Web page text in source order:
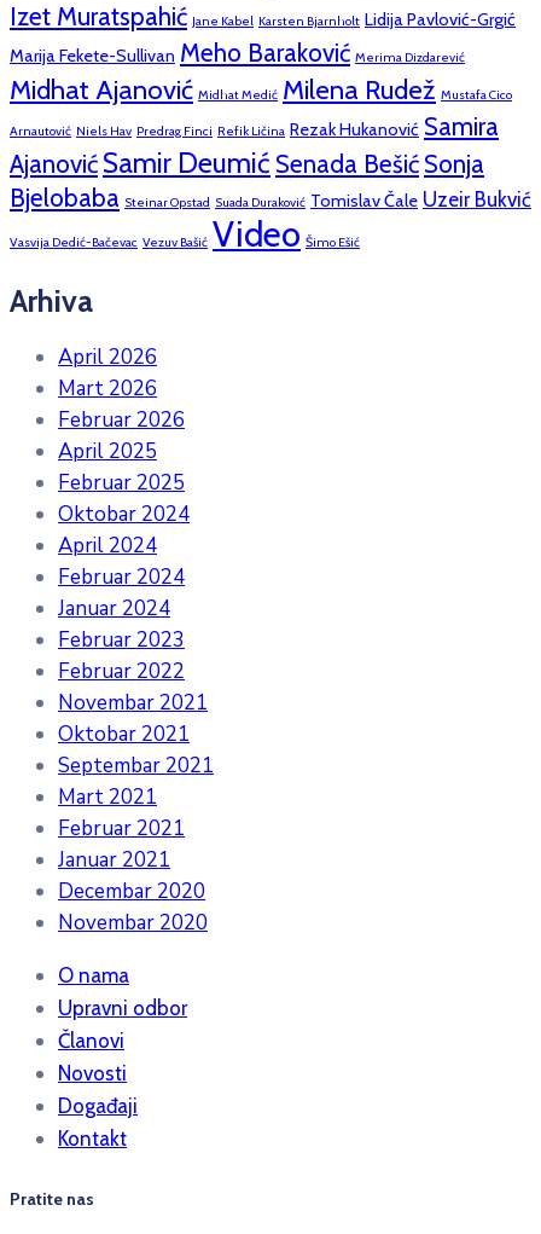
Izet Muratspahić Jane Kabel Karsten Bjarnholt Lidija Pavlović-Grgić
Marija Fekete-Sullivan Meho Baraković Merima Dizdarević
Midhat Ajanović Midhat Medić Milena Rudež Mustafa Cico
Arnautović Niels Hav Predrag Finci Refik Ličina Rezak Hukanović Samira
Ajanović Samir Deumić Senada Bešić Sonja
Bjelobaba Steinar Opstad Suada Duraković Tomislav Čale Uzeir Bukvić
Vasvija Dedić-Bačevac Vezuv Bašić Video Šimo Ešić
Arhiva
April 2026
Mart 2026
Februar 2026
April 2025
Februar 2025
Oktobar 2024
April 2024
Februar 2024
Januar 2024
Februar 2023
Februar 2022
Novembar 2021
Oktobar 2021
Septembar 2021
Mart 2021
Februar 2021
Januar 2021
Decembar 2020
Novembar 2020
O nama
Upravni odbor
Članovi
Novosti
Događaji
Kontakt
Pratite nas